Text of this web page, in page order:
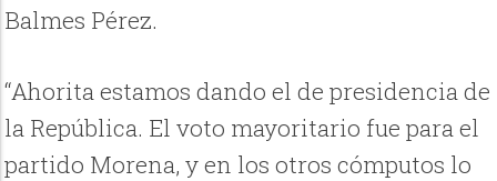
Balmes Pérez.
“Ahorita estamos dando el de presidencia de
la República. El voto mayoritario fue para el
partido Morena, y en los otros cómputos lo